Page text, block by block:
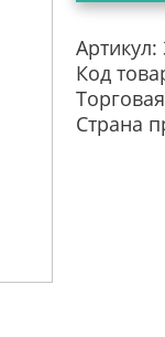
Артикул:
Код
Страна